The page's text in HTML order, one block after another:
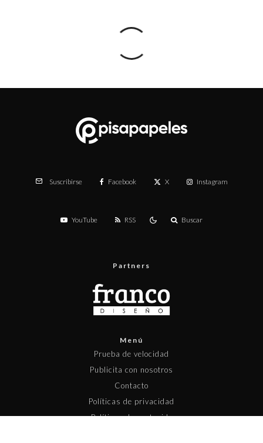
Suscribirse Facebook X Instagram
YouTube RSS Buscar
Partners
Menú
Prueba de velocidad
Publicita con nosotros
Contacto
Políticas de privacidad
Políticas de contenido